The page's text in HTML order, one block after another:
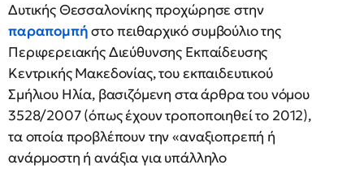
Δυτικής Θεσσαλονίκης προχώρησε στην
παραπομπήστο πειθαρχικό συμβούλιο της
Περιφερειακής Διεύθυνσης Εκπαίδευσης
Κεντρικής Μακεδονίας, του εκπαιδευτικού
Σμήλιου Ηλία, βασιζόμενη στα άρθρα του νόμου
3528/2007 (όπως έχουν τροποποιηθεί το 2012),
τα οποία προβλέπουν την «αναξιοπρεπή ή
ανάρμοστη ή ανάξια για υπάλληλο